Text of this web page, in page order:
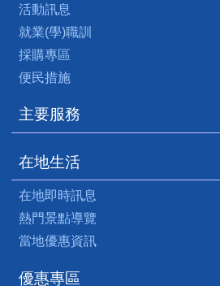
活動訊息
就業(學)職訓
採購專區
便民措施
主要服務
在地生活
在地即時訊息
熱門景點導覽
當地優惠資訊
優惠專區